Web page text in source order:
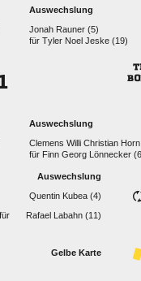
Auswechslung
  
für   
Auswechslung
   
für   
Auswechslung
  
für
  
Gelbe Karte